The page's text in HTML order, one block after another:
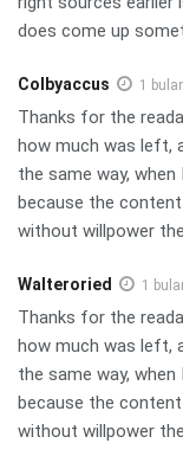
does come up
Colbyaccus 1
Thanks for the
how much was left,
the same way,
because the
without willpower
Walteroried 1
Thanks for the
how much was left,
the same way,
because the
without willpower